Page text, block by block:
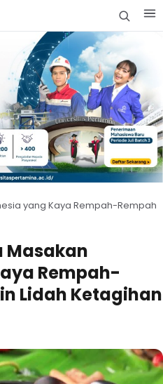
yang Kaya Rempah-Rempah
Masakan
Rempah-
Lidah Ketagihan